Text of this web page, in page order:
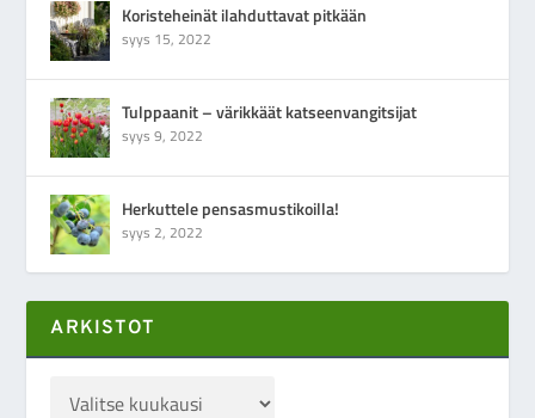
Koristeheinät ilahduttavat pitkään
syys 15, 2022
Tulppaanit – värikkäät katseenvangitsijat
syys 9, 2022
Herkuttele pensasmustikoilla!
syys 2, 2022
ARKISTOT